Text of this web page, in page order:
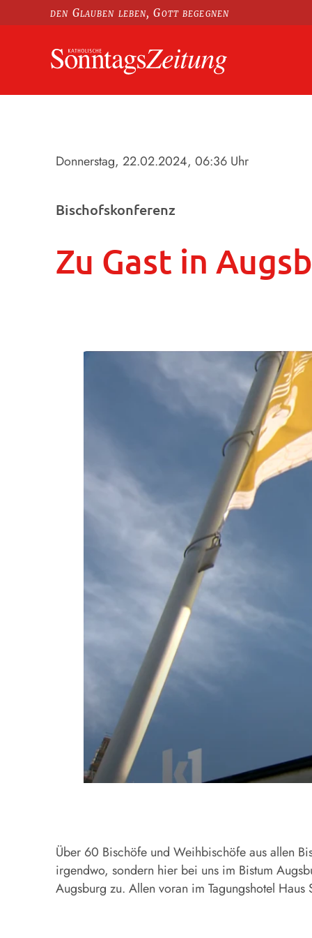
den Glauben leben, Gott begegnen
Donnerstag, 22.02.2024, 06:36 Uhr
Bischofskonferenz
Zu Gast in
Über 60 Bischöfe und Weihbischöfe aus allen
irgendwo, sondern hier bei uns im Bistum
Augsburg zu. Allen voran im Tagungshotel